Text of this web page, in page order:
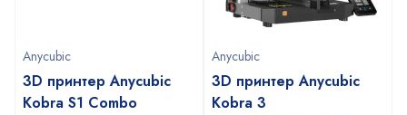
Anycubic
3D принтер Anycubic
Kobra S1 Combo
Anycubic
3D принтер Anycubic
Kobra 3